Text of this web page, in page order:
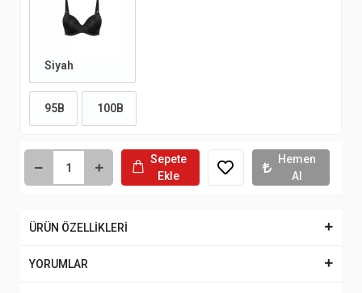
Siyah
95B 100B
Sepete
Ekle
Hemen
Al
ÜRÜN ÖZELLİKLERİ
YORUMLAR